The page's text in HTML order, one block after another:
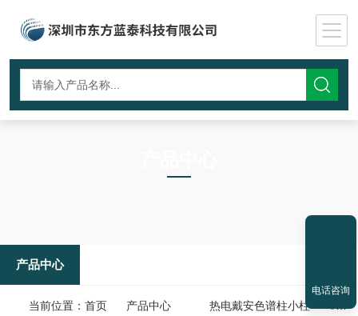
产品中心
当前位置： 首页 产品中心 热电戴安色谱柱小柱
电话咨询